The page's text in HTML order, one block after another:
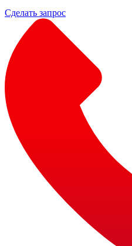
Сделать запрос